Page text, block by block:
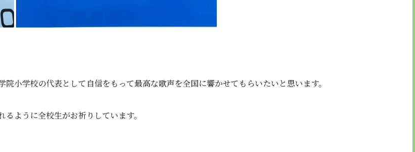
小学校の代表として自信をもって最高な歌声を全国に響かせてもらいたいと思います。
ように全校生がお祈りしています。